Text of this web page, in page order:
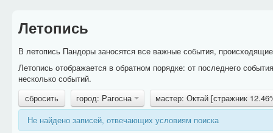
Летопись
В летопись Пандоры заносятся все важные события,
Летопись отображается в обратном порядке: от последнего
несколько событий.
сбросить
город: Рагосна
мастер: Октай [стражник
Не найдено записей, отвечающих условиям поиска